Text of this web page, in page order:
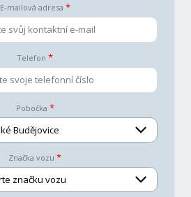
E-mailová adresa
Telefon
Pobočka
Budějovice
Značka vozu
značku vozu